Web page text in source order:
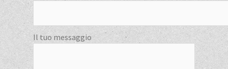
Il tuo messaggio